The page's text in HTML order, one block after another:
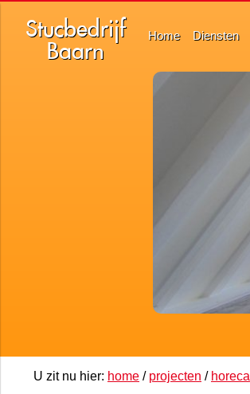
Stucbedrijf
Baarn
Home Diensten
U zit nu hier: home / projecten / horeca